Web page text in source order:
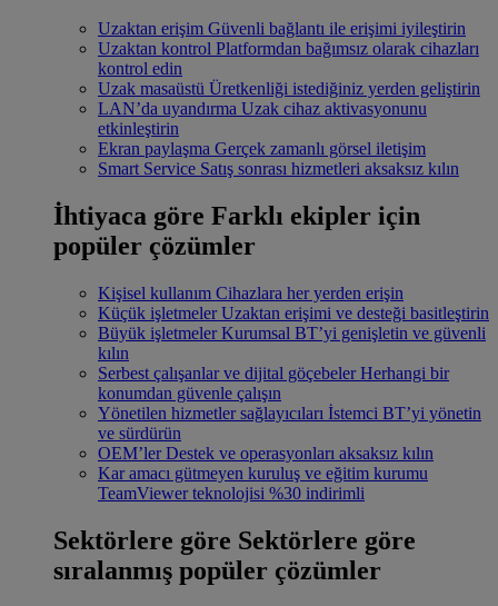
Uzaktan erişim Güvenli bağlantı ile erişimi iyileştirin
Uzaktan kontrol Platformdan bağımsız olarak cihazları
kontrol edin
Uzak masaüstü Üretkenliği istediğiniz yerden geliştirin
LAN’da uyandırma Uzak cihaz aktivasyonunu
etkinleştirin
Ekran paylaşma Gerçek zamanlı görsel iletişim
Smart Service Satış sonrası hizmetleri aksaksız kılın
İhtiyaca göre Farklı ekipler için
popüler çözümler
Kişisel kullanım Cihazlara her yerden erişin
Küçük işletmeler Uzaktan erişimi ve desteği basitleştirin
Büyük işletmeler Kurumsal BT’yi genişletin ve güvenli
kılın
Serbest çalışanlar ve dijital göçebeler Herhangi bir
konumdan güvenle çalışın
Yönetilen hizmetler sağlayıcıları İstemci BT’yi yönetin
ve sürdürün
OEM’ler Destek ve operasyonları aksaksız kılın
Kar amacı gütmeyen kuruluş ve eğitim kurumu
TeamViewer teknolojisi %30 indirimli
Sektörlere göre Sektörlere göre
sıralanmış popüler çözümler